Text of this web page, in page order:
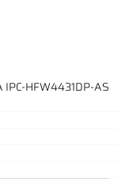
HFW4431DP-AS